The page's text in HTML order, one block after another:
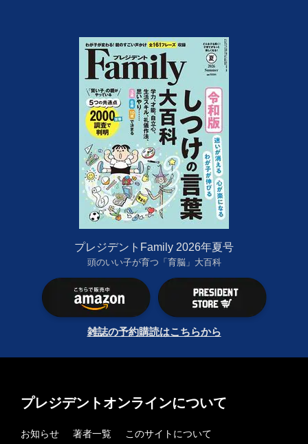
プレジデントFamily 2026年夏号
頭のいい子が育つ「育脳」大百科
雑誌の予約購読はこちらから
プレジデントオンラインについて
お知らせ 著者一覧
このサイトについて